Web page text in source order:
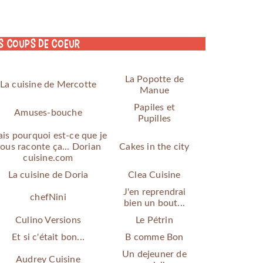
coups de coeur
La cuisine de Mercotte
La Popotte de
Manue
Amuses-bouche
Papiles et
Pupilles
pourquoi est-ce que je
raconte ça... Dorian
cuisine.com
Cakes in the city
La cuisine de Doria Clea Cuisine
chefNini
J'en reprendrai
bien un bout...
Culino Versions
Le Pétrin
Et si c'était bon...
B comme Bon
Audrey Cuisine
Un dejeuner de